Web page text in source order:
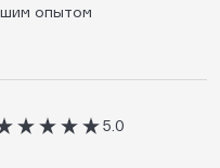
опытом
5.0